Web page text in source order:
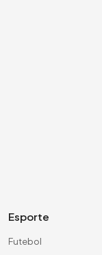
Esporte
Futebol